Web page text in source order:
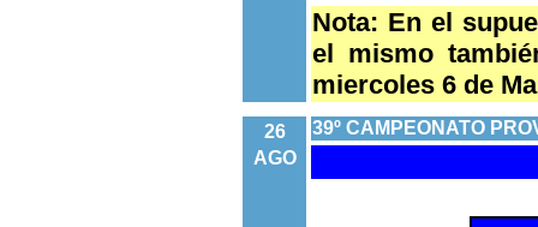
Nota: En el
el mismo
miercoles 6 de
26
AGO
39º CAMPEONATO